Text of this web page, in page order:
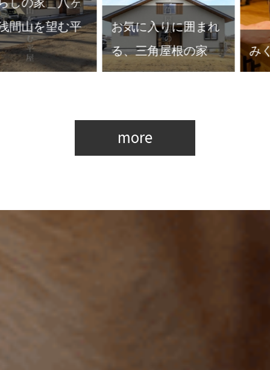
お気に入りに囲まれ
る、三角屋根の家
みくらべ＿家story
more